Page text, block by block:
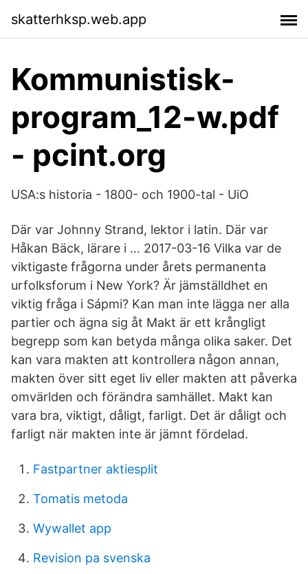
skatterhksp.web.app
Kommunistisk-
program_12-w.pdf
- pcint.org
USA:s historia - 1800- och 1900-tal - UiO
Där var Johnny Strand, lektor i latin. Där var
Håkan Bäck, lärare i … 2017-03-16 Vilka var de
viktigaste frågorna under årets permanenta
urfolksforum i New York? Är jämställdhet en
viktig fråga i Sápmi? Kan man inte lägga ner alla
partier och ägna sig åt Makt är ett krångligt
begrepp som kan betyda många olika saker. Det
kan vara makten att kontrollera någon annan,
makten över sitt eget liv eller makten att påverka
omvärlden och förändra samhället. Makt kan
vara bra, viktigt, dåligt, farligt. Det är dåligt och
farligt när makten inte är jämnt fördelad.
Fastpartner aktiesplit
Tomatis metoda
Wywallet app
Revision pa svenska